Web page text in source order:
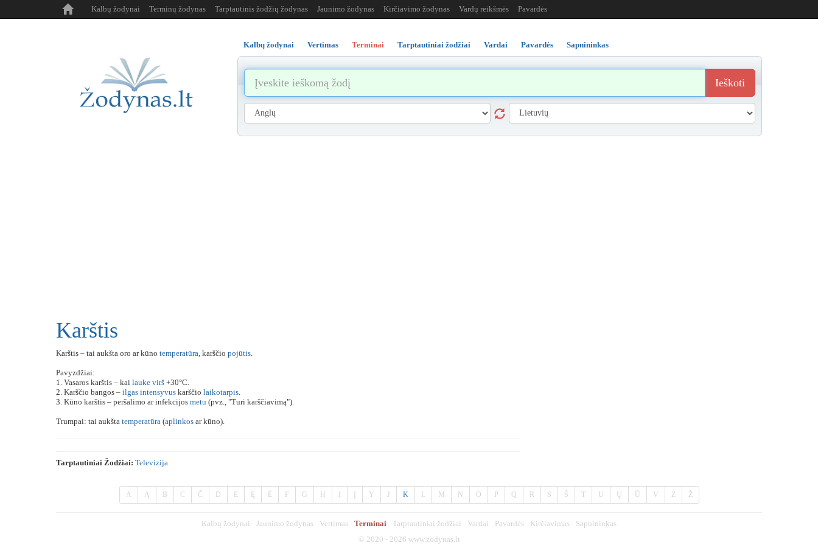
Kalbų žodynai Terminų žodynas Tarptautinis žodžių žodynas Jaunimo žodynas Kirčiavimo žodynas Vardų reikšmės Pavardės
Kalbų žodynai Vertimas Terminai Tarptautiniai žodžiai Vardai Pavardės Sapnininkas
Ieškoti
Karštis
Karštis – tai aukšta oro ar kūno temperatūra, karščio pojūtis.
Pavyzdžiai:
1. Vasaros karštis – kai lauke virš +30°C.
2. Karščio bangos – ilgas intensyvus karščio laikotarpis.
3. Kūno karštis – peršalimo ar infekcijos metu (pvz., "Turi karščiavimą").
Trumpai: tai aukšta temperatūra (aplinkos ar kūno).
Tarptautiniai Žodžiai: Televizija
A Ą B C Č D E Ę Ė F G H Y J K L M N O P Q R S Š T U Ų Ū V Z Ž
Kalbų žodynai Jaunimo žodynas Vertimas Terminai Tarptautiniai žodžiai Vardai Pavardės Kirčiavimas
Sapnininkas
© 2020 - 2026 www.zodynas.lt